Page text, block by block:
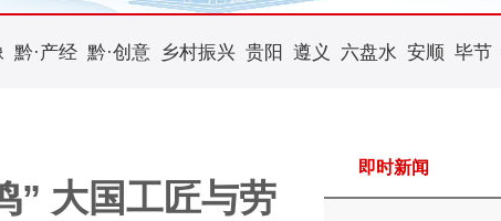
黔·产经 黔·创意 乡村振兴 贵阳 遵义 六盘水 安顺 毕节
” 大国工匠与劳
即时新闻